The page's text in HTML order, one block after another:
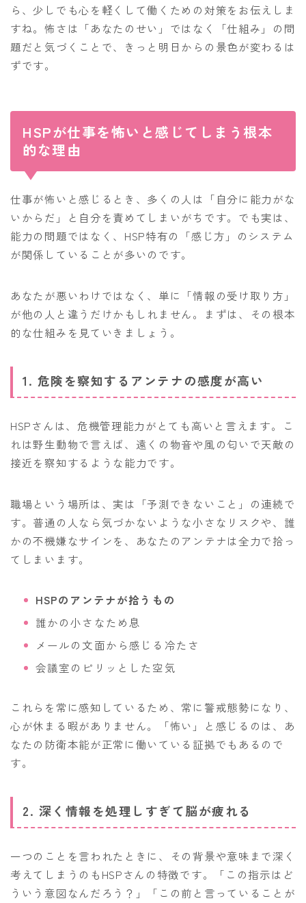
ら、少しでも心を軽くして働くための対策をお伝えしま
すね。怖さは「あなたのせい」ではなく「仕組み」の問
題だと気づくことで、きっと明日からの景色が変わるは
ずです。
HSPが仕事を怖いと感じてしまう根本
的な理由
仕事が怖いと感じるとき、多くの人は「自分に能力がな
いからだ」と自分を責めてしまいがちです。でも実は、
能力の問題ではなく、HSP特有の「感じ方」のシステム
が関係していることが多いのです。
あなたが悪いわけではなく、単に「情報の受け取り方」
が他の人と違うだけかもしれません。まずは、その根本
的な仕組みを見ていきましょう。
1. 危険を察知するアンテナの感度が高い
HSPさんは、危機管理能力がとても高いと言えます。こ
れは野生動物で言えば、遠くの物音や風の匂いで天敵の
接近を察知するような能力です。
職場という場所は、実は「予測できないこと」の連続で
す。普通の人なら気づかないような小さなリスクや、誰
かの不機嫌なサインを、あなたのアンテナは全力で拾っ
てしまいます。
HSPのアンテナが拾うもの
誰かの小さなため息
メールの文面から感じる冷たさ
会議室のピリッとした空気
これらを常に感知しているため、常に警戒態勢になり、
心が休まる暇がありません。「怖い」と感じるのは、あ
なたの防衛本能が正常に働いている証拠でもあるので
す。
2. 深く情報を処理しすぎて脳が疲れる
一つのことを言われたときに、その背景や意味まで深く
考えてしまうのもHSPさんの特徴です。「この指示はど
ういう意図なんだろう？」「この前と言っていることが